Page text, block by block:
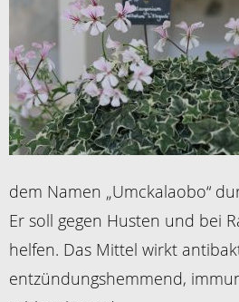
dem Namen „Umckalaobo“
Er soll gegen Husten und bei
helfen. Das Mittel wirkt
entzündungshemmend,